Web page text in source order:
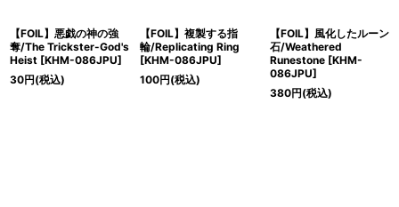
【FOIL】悪戯の神の強
奪/The Trickster-God's
Heist [KHM-086JPU]
30円(税込)
【FOIL】複製する指
輪/Replicating Ring
[KHM-086JPU]
100円(税込)
【FOIL】風化したルーン
石/Weathered
Runestone [KHM-
086JPU]
380円(税込)